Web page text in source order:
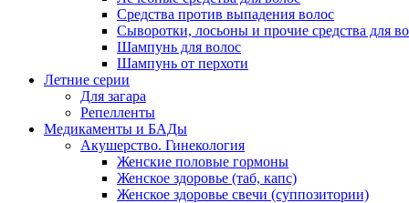
Средства против выпадения волос
Сыворотки, лосьоны и прочие средства для
Шампунь для волос
Шампунь от перхоти
Летние серии
Для загара
Репелленты
Медикаменты и БАДы
Акушерство. Гинекология
Женские половые гормоны
Женское здоровье (таб, капс)
Женское здоровье свечи (суппозитории)